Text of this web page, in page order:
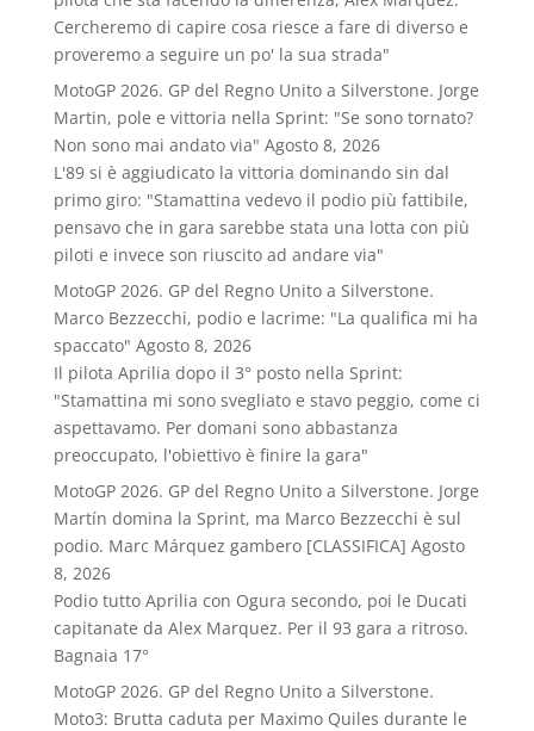
Cercheremo di capire cosa riesce a fare di diverso e
proveremo a seguire un po' la sua strada"
MotoGP 2026. GP del Regno Unito a Silverstone. Jorge
Martin, pole e vittoria nella Sprint: "Se sono tornato?
Non sono mai andato via" Agosto 8, 2026
L'89 si è aggiudicato la vittoria dominando sin dal
primo giro: "Stamattina vedevo il podio più fattibile,
pensavo che in gara sarebbe stata una lotta con più
piloti e invece son riuscito ad andare via"
MotoGP 2026. GP del Regno Unito a Silverstone.
Marco Bezzecchi, podio e lacrime: "La qualifica mi ha
spaccato" Agosto 8, 2026
Il pilota Aprilia dopo il 3° posto nella Sprint:
"Stamattina mi sono svegliato e stavo peggio, come ci
aspettavamo. Per domani sono abbastanza
preoccupato, l'obiettivo è finire la gara"
MotoGP 2026. GP del Regno Unito a Silverstone. Jorge
Martín domina la Sprint, ma Marco Bezzecchi è sul
podio. Marc Márquez gambero [CLASSIFICA] Agosto
8, 2026
Podio tutto Aprilia con Ogura secondo, poi le Ducati
capitanate da Alex Marquez. Per il 93 gara a ritroso.
Bagnaia 17°
MotoGP 2026. GP del Regno Unito a Silverstone.
Moto3: Brutta caduta per Maximo Quiles durante le